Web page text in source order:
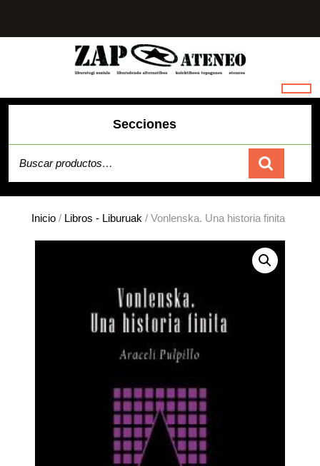
contenido
Secciones
Carrito
Inicio / Libros - Liburuak / Vonlenska. Una historia finita